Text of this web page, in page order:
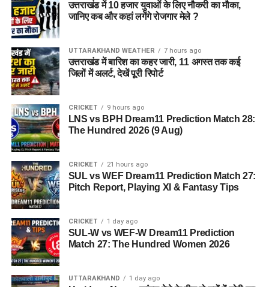
उत्तराखंड में 10 हजार युवाओं के लिए नौकरी का मौका,
जानिए कब और कहां लगेंगे रोजगार मेले ?
UTTARAKHAND WEATHER 7 hours ago
उत्तराखंड में बारिश का कहर जारी, 11 अगस्त तक कई
जिलों में अलर्ट, देखें पूरी रिपोर्ट
CRICKET 9 hours ago
LNS vs BPH Dream11 Prediction Match 28:
The Hundred 2026 (9 Aug)
CRICKET 21 hours ago
SUL vs WEF Dream11 Prediction Match 27:
Pitch Report, Playing XI & Fantasy Tips
CRICKET 1 day ago
SUL-W vs WEF-W Dream11 Prediction
Match 27: The Hundred Women 2026
UTTARAKHAND 1 day ago